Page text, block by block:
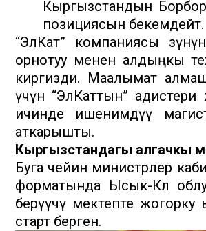
Кыргызстандын Борбор
позициясын бекемдейт.
“ЭлКат” компаниясы
орнотуу менен алдыңкы
киргизди. Маалымат
үчүн “ЭлКаттын”
ичинде ишенимдүү
аткарышты.
Кыргызстандагы алгачкы
Буга чейин министрлер
форматында Ысык-Көл
берүүчү мектепте
старт берген.